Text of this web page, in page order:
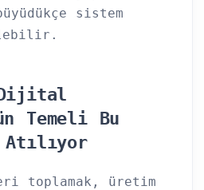
sistem
Dijital
Temeli Bu
Atılıyor
toplamak, üretim